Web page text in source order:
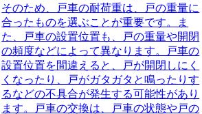
そのため、戸車の耐荷重は、戸の重量に
合ったものを選ぶことが重要です。ま
た、戸車の設置位置も、戸の重量や開閉
の頻度などによって異なります。戸車の
設置位置を間違えると、戸が開閉しにく
くなったり、戸がガタガタと鳴ったりす
るなどの不具合が発生する可能性があり
ます。戸車の交換は、戸車の状態や戸の